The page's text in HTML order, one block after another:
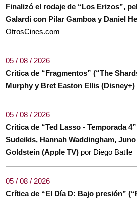
Finalizó el rodaje de “Los Erizos”,
Galardi con Pilar Gamboa y Daniel
OtrosCines.com
05 / 08 / 2026
Crítica de “Fragmentos” (“The
Murphy y Bret Easton Ellis (Disney+)
05 / 08 / 2026
Crítica de “Ted Lasso - Temporada
Sudeikis, Hannah Waddingham,
Goldstein (Apple TV) por Diego Batlle
05 / 08 / 2026
Crítica de “El Día D: Bajo presión”